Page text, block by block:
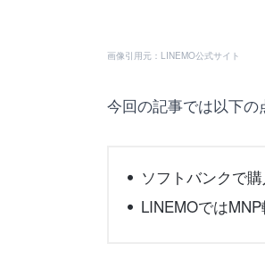
画像引用元：LINEMO公式サイト
今回の記事では以下の
ソフトバンクで
LINEMOでは